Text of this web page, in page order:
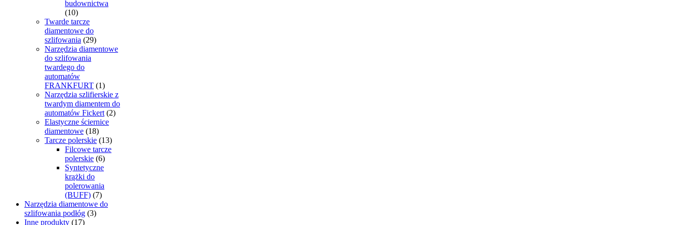
budownictwa
(10)
Twarde tarcze
diamentowe do
szlifowania (29)
Narzędzia diamentowe
do szlifowania
twardego do
automatów
FRANKFURT (1)
Narzędzia szlifierskie z
twardym diamentem do
automatów Fickert (2)
Elastyczne ściernice
diamentowe (18)
Tarcze polerskie (13)
Filcowe tarcze
polerskie (6)
Syntetyczne
krążki do
polerowania
(BUFF) (7)
Narzędzia diamentowe do
szlifowania podłóg (3)
Inne produkty (17)